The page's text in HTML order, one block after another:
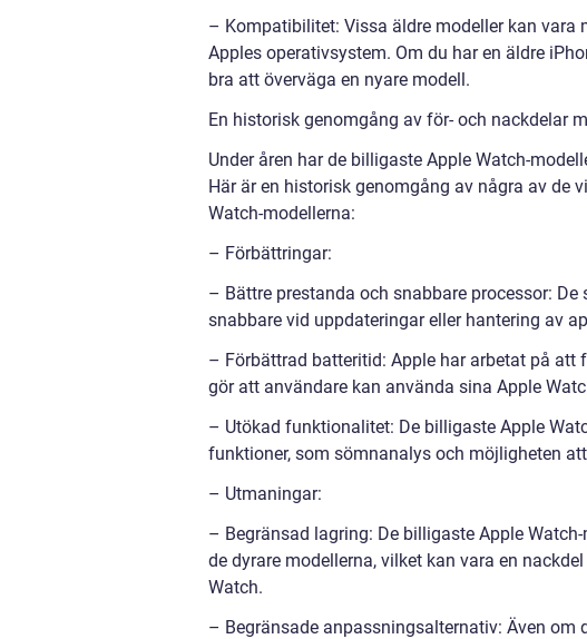
– Kompatibilitet: Vissa äldre modeller kan vara
Apples operativsystem. Om du har en äldre
bra att överväga en nyare modell.
En historisk genomgång av för- och nackdelar
Under åren har de billigaste Apple Watch-
Här är en historisk genomgång av några av de
Watch-modellerna:
– Förbättringar:
– Bättre prestanda och snabbare processor:
snabbare vid uppdateringar eller hantering av
– Förbättrad batteritid: Apple har arbetat på att
gör att användare kan använda sina Apple
– Utökad funktionalitet: De billigaste Apple
funktioner, som sömnanalys och möjligheten
– Utmaningar:
– Begränsad lagring: De billigaste Apple
de dyrare modellerna, vilket kan vara en
Watch.
– Begränsade anpassningsalternativ: Även